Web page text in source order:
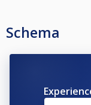
Schema